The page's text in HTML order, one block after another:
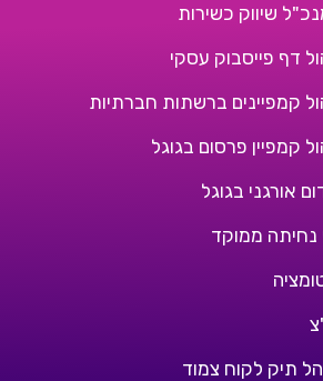
שיווק כשירות
דף פייסבוק עסקי
קמפיינים ברשתות חברתיות
קמפיין פרסום בגוגל
אורגני בגוגל
ממוקד
תיק לקוח צמוד